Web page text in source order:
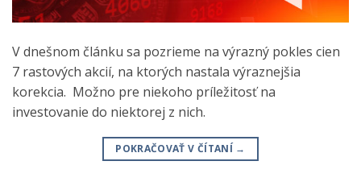
V dnešnom článku sa pozrieme na výrazný pokles cien
7 rastových akcií, na ktorých nastala výraznejšia
korekcia. Možno pre niekoho príležitosť na
investovanie do niektorej z nich.
POKRAČOVAŤ V ČÍTANÍ →